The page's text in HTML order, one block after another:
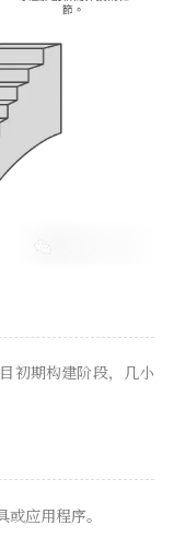
初期构建阶段，几小
应用程序。